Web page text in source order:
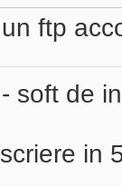
ftp
- soft de
in